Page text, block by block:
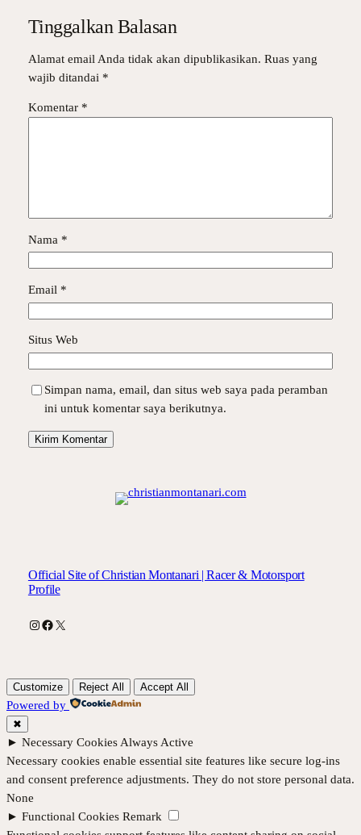
Tinggalkan Balasan
Alamat email Anda tidak akan dipublikasikan. Ruas yang
wajib ditandai *
Komentar *
Nama *
Email *
Situs Web
Simpan nama, email, dan situs web saya pada peramban
ini untuk komentar saya berikutnya.
Official Site of Christian Montanari | Racer & Motorsport
Profile
Instagram
Facebook
X
Customize Reject All Accept All
Powered by
✖
► Necessary Cookies Always Active
Necessary cookies enable essential site features like secure log-ins
and consent preference adjustments. They do not store personal data.
None
► Functional Cookies Remark